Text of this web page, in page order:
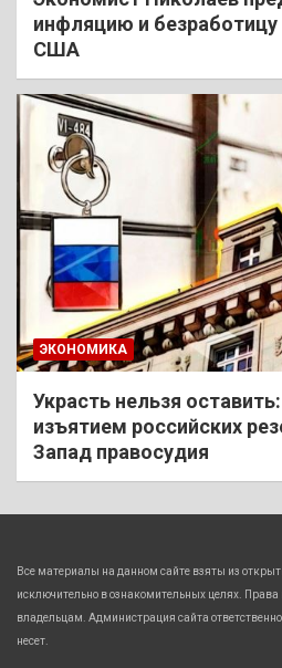
инфляцию и
США
ЭКОНОМИКА
Украсть нельзя
изъятием российских
Запад правосудия
Все материалы на данном сайте взяты из
исключительно в ознакомительных целях.
владельцам. Администрация сайта
несет.